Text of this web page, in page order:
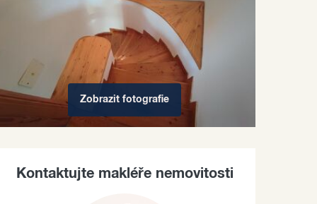
Zobrazit fotografie
Kontaktujte makléře nemovitosti